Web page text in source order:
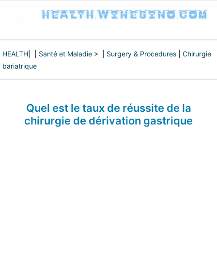
HEALTH Santé et Maladie > | Surgery & Procedures
Chirurgie
bariatrique
Quel est le taux de réussite de la
chirurgie de dérivation gastrique